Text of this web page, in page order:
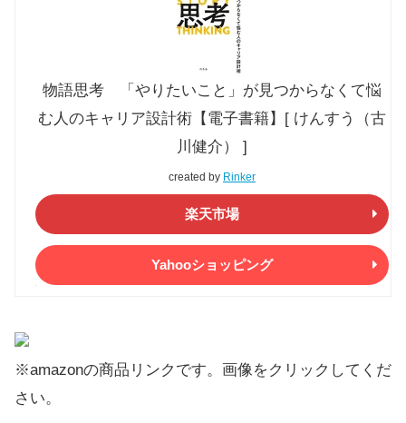
物語思考 「やりたいこと」が見つからなくて悩
む人のキャリア設計術【電子書籍】[ けんすう（古
川健介） ]
created by Rinker
楽天市場
Yahooショッピング
※amazonの商品リンクです。画像をクリックしてくだ
さい。